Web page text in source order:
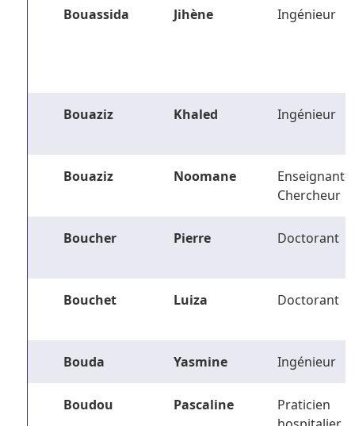
Bouassida Jihène Ingénieur
Bouaziz Khaled Ingénieur
Bouaziz Noomane
Enseignant-
Chercheur
Boucher Pierre Doctorant
Bouchet Luiza Doctorant
Bouda Yasmine Ingénieur
Boudou Pascaline
Praticien